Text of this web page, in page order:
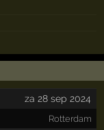
za 28 sep 2024
Rotterdam